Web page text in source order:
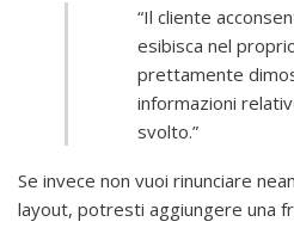
“Il cliente
esibisca nel
prettamente
informazioni
svolto.”
Se invece non vuoi rinunciare
layout, potresti aggiungere una